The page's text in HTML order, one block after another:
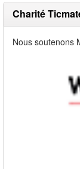
Charité
Nous soutenons